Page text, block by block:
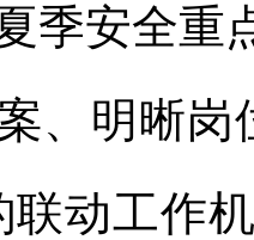
季安全重
、明晰岗
联动工作